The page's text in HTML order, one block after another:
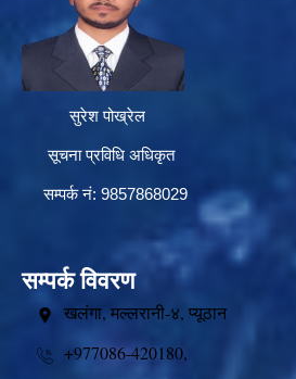
सुरेश पोख्रेल
सूचना प्रविधि अधिकृत
सम्पर्क नं: 9857868029
सम्पर्क विवरण
खलंगा, मल्लरानी-४, प्यूठान
+977086-420180,